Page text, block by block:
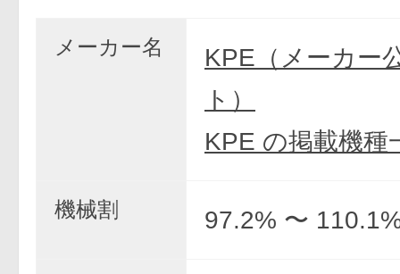
メーカー名
KPE（メーカー
ト）
KPE の掲載機種
機械割 97.2% 〜